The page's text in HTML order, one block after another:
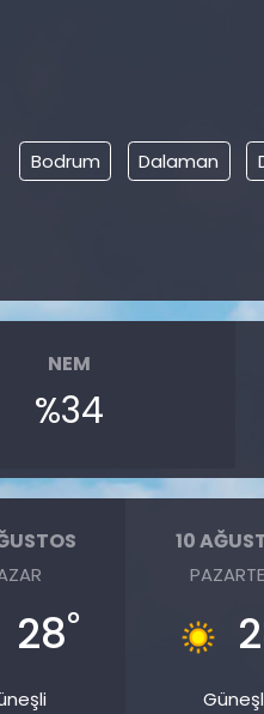
Bodrum Dalaman
NEM
%34
28°
10